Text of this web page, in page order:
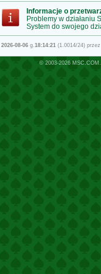
Informacje o
Problemy w działaniu
System do swojego
2026-08-06g.18:14:21(1.0014/24)
© 2003-2026